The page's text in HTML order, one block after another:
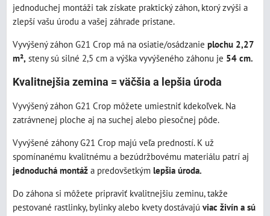
jednoduchej montáži tak získate praktický záhon, ktorý zvýši a
zlepší vašu úrodu a vašej záhrade pristane.
Vyvýšený záhon G21 Crop má na osiatie/osádzanie plochu 2,27
m², steny sú silné 2,5 cm a výška vyvýšeného záhonu je 54 cm.
Kvalitnejšia zemina = väčšia a lepšia úroda
Vyvýšený záhon G21 Crop môžete umiestniť kdekoľvek. Na
zatrávnenej ploche aj na suchej alebo piesočnej pôde.
Vyvýšené záhony G21 Crop majú veľa predností. K už
spomínanému kvalitnému a bezúdržbovému materiálu patrí aj
jednoduchá montáž a predovšetkým lepšia úroda.
Do záhona si môžete pripraviť kvalitnejšiu zeminu, takže
pestované rastlinky, bylinky alebo kvety dostávajú viac živín a sú